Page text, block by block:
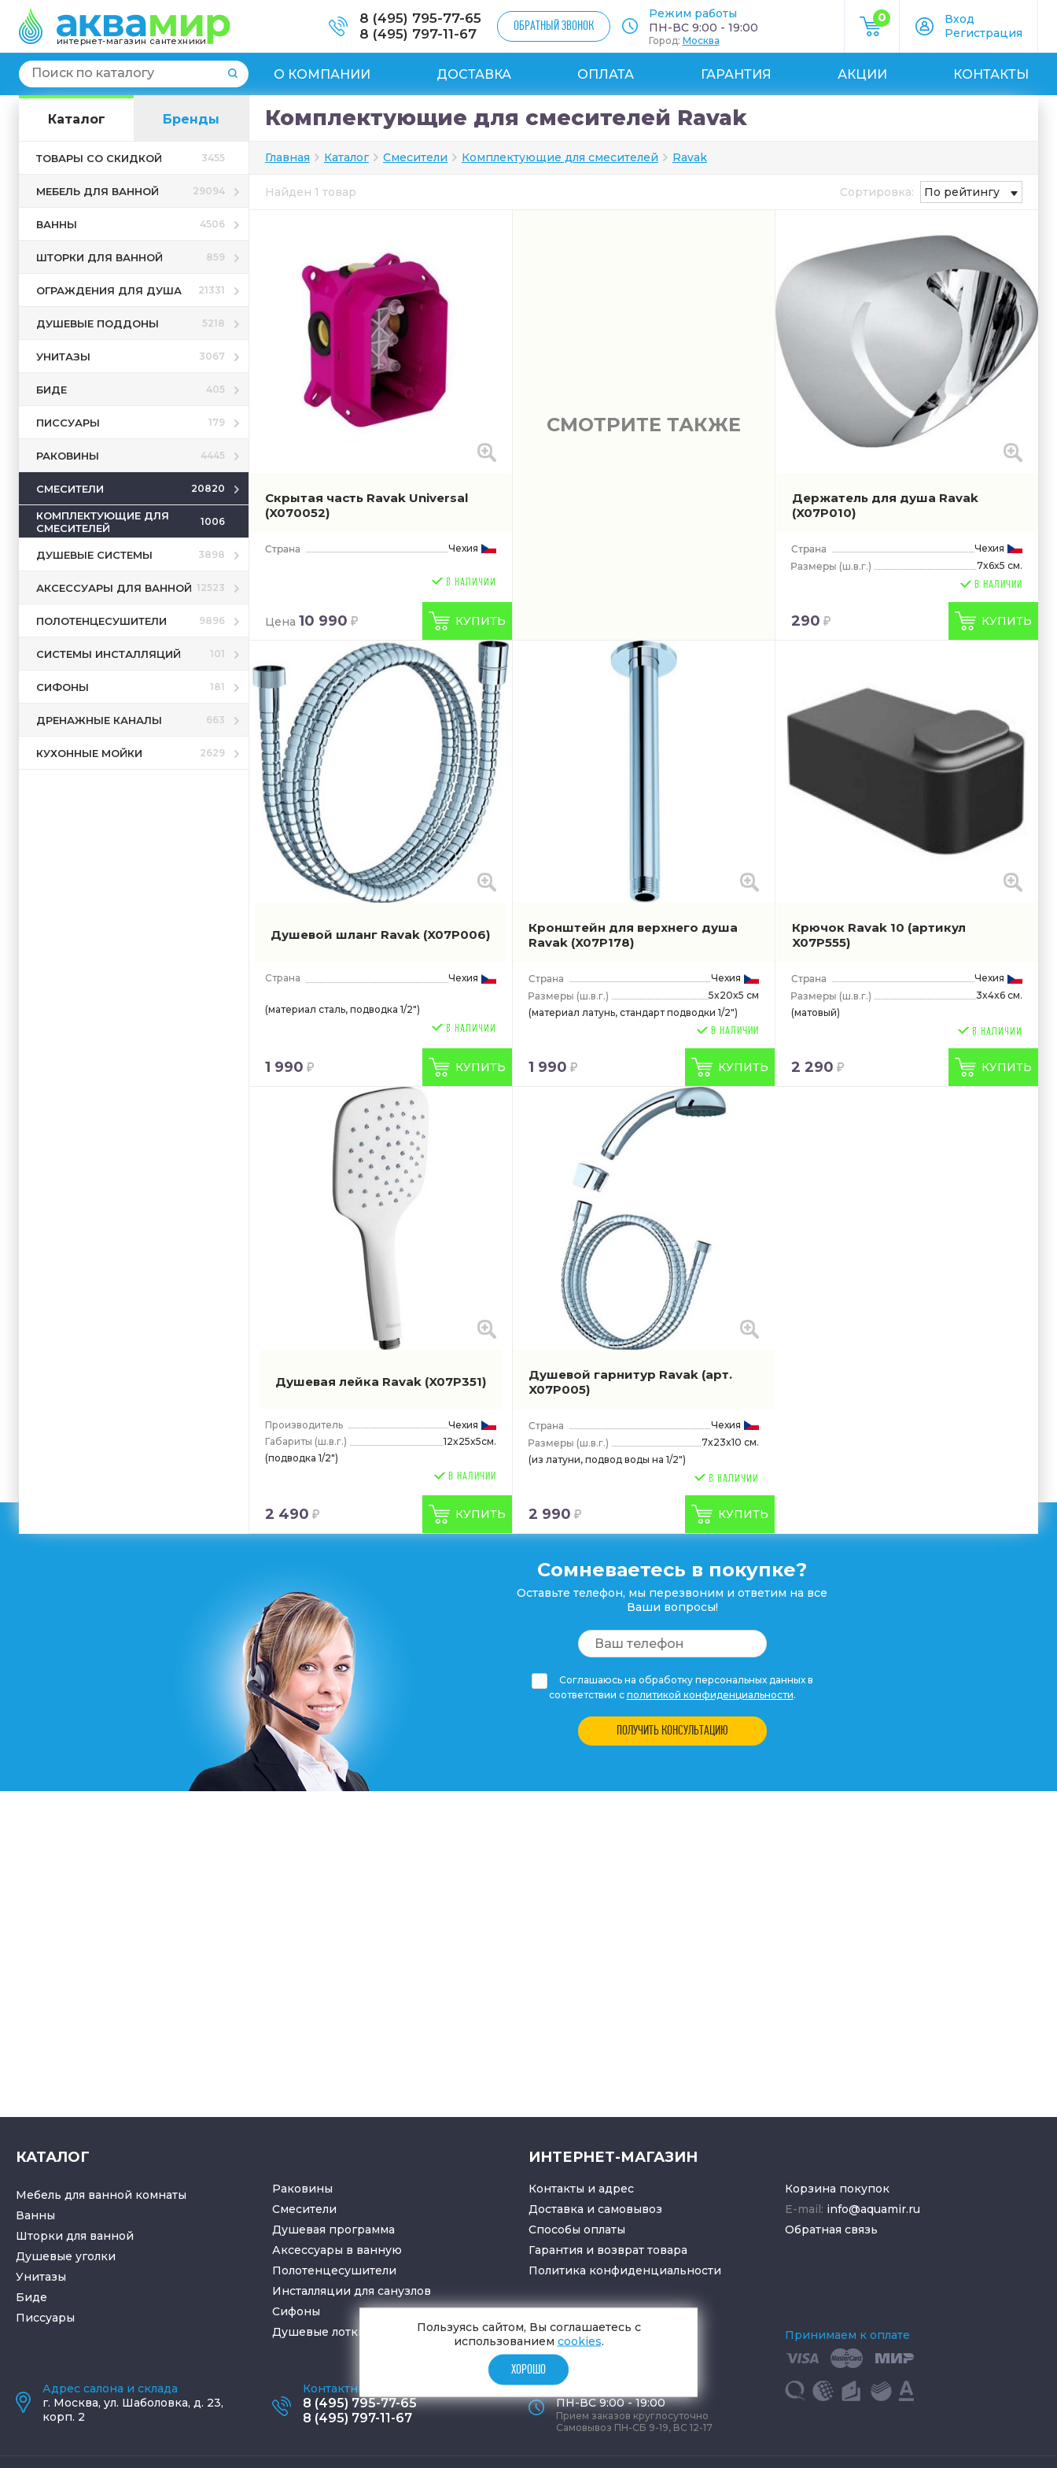
интернет-магазин сантехники
8 (495) 795-77-65
8 (495) 797-11-67
ОБРАТНЫЙ ЗВОНОК
Режим работы
ПН-ВС 9:00 - 19:00
Город: Москва
0
Вход
Регистрация
О КОМПАНИИ ДОСТАВКА ОПЛАТА ГАРАНТИЯ АКЦИИ КОНТАКТЫ
Каталог Бренды
ТОВАРЫ СО СКИДКОЙ 3455
МЕБЕЛЬ ДЛЯ ВАННОЙ 29094
ВАННЫ 4506
ШТОРКИ ДЛЯ ВАННОЙ 859
ОГРАЖДЕНИЯ ДЛЯ ДУША 21331
ДУШЕВЫЕ ПОДДОНЫ 5218
УНИТАЗЫ 3067
БИДЕ 405
ПИССУАРЫ 179
РАКОВИНЫ 4445
СМЕСИТЕЛИ 20820
КОМПЛЕКТУЮЩИЕ ДЛЯ
СМЕСИТЕЛЕЙ
1006
ДУШЕВЫЕ СИСТЕМЫ 3898
АКСЕССУАРЫ ДЛЯ ВАННОЙ 12523
ПОЛОТЕНЦЕСУШИТЕЛИ 9896
СИСТЕМЫ ИНСТАЛЛЯЦИЙ 101
СИФОНЫ 181
ДРЕНАЖНЫЕ КАНАЛЫ 663
КУХОННЫЕ МОЙКИ 2629
Комплектующие для смесителей Ravak
Главная Каталог Смесители Комплектующие для смесителей Ravak
Найден 1 товар Сортировка: По рейтингу
Скрытая часть Ravak Universal
(X070052)
Чехия
Цена 10 990 КУПИТЬ
СМОТРИТЕ ТАКЖЕ
Держатель для душа Ravak
(X07P010)
Чехия
(ш.в.г.)
7x6x5 см.
В НАЛИЧИИ
290 КУПИТЬ
Душевой шланг Ravak (X07P006)
Страна Чехия
(материал сталь, подводка 1/2")
1 990 КУПИТЬ
Кронштейн для верхнего душа
Ravak (X07P178)
Чехия
(ш.в.г.)
5x20x5 см
(материал латунь, стандарт подводки 1/2")
В НАЛИЧИИ
1 990 КУПИТЬ
Крючок Ravak 10 (артикул
X07P555)
Чехия
(ш.в.г.)
3x4x6 см.
(матовый)
2 290 КУПИТЬ
Душевая лейка Ravak (X07P351)
Производитель
Чехия
Габариты (ш.в.г.)
12x25x5см.
(подводка 1/2")
В НАЛИЧИИ
2 490 КУПИТЬ
Душевой гарнитур Ravak (арт.
X07P005)
Чехия
(ш.в.г.)
7x23x10 см.
(из латуни, подвод воды на 1/2")
2 990 КУПИТЬ
Сомневаетесь в покупке?
Оставьте телефон, мы перезвоним и ответим на все
Ваши вопросы!
Соглашаюсь на обработку персональных данных в
соответствии с политикой конфиденциальности.
ПОЛУЧИТЬ КОНСУЛЬТАЦИЮ
КАТАЛОГ
Мебель для ванной комнаты
Ванны
Шторки для ванной
Душевые уголки
Унитазы
Биде
Писсуары
Раковины
Смесители
Душевая программа
Аксессуары в ванную
Полотенцесушители
Инсталляции для санузлов
Cифоны
Душевые лотки
ИНТЕРНЕТ-МАГАЗИН
Контакты и адрес
Доставка и самовывоз
Способы оплаты
Гарантия и возврат товара
Политика конфиденциальности
Корзина покупок
E-mail: info@aquamir.ru
Обратная связь
Адрес салона и склада
г. Москва, ул. Шаболовка, д. 23,
корп. 2
Контактные телефоны
8 (495) 795-77-65
8 (495) 797-11-67
Время работы офиса
ПН-ВС 9:00 - 19:00
Прием заказов круглосуточно
Самовывоз ПН-СБ 9-19, ВС 12-17
Принимаем к оплате
Пользуясь сайтом, Вы соглашаетесь с
использованием cookies.
ХОРОШО